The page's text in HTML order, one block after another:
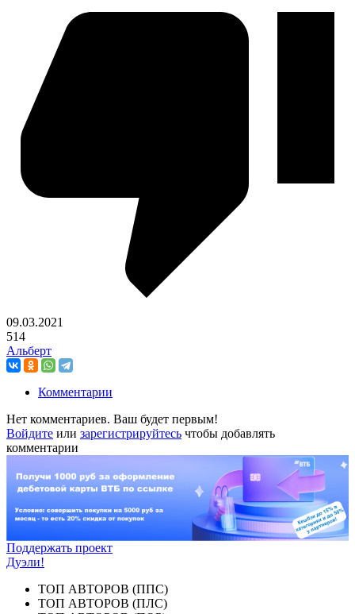
09.03.2021
514
Альберт
Комментарии
Нет комментариев. Ваш будет первым!
Войдите или зарегистрируйтесь чтобы добавлять
комментарии
Поддержать проект
Дуэли!
ТОП АВТОРОВ (ППС)
ТОП АВТОРОВ (ПЛС)